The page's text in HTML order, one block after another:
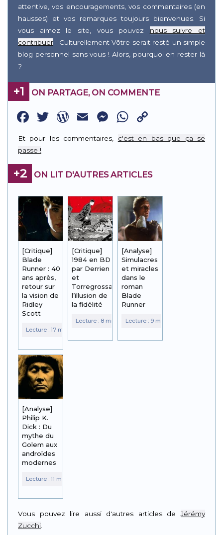
attentive, vos encouragements, vos commentaires (en
hausses) et vos remarques toujours bienvenues. Si
vous aimez le site, vous pouvez nous suivre et
contribuer : Culturellement Vôtre serait resté un simple
blog personnel sans vous ! Alors, pourquoi en rester là
?
+1 ON PARTAGE, ON COMMENTE
Facebook
Twitter
WordPress
EmailMessenger
WhatsApp
Link
Et pour les commentaires, c'est en bas que ça se
passe !
+2 ON LIT D'AUTRES ARTICLES
[Critique]
Blade
Runner : 40
ans après,
retour sur
la vision de
Ridley
Scott
[Critique]
1984 en BD
par Derrien
et
Torregrossa :
l’illusion de
la fidélité
[Analyse]
Simulacres
et miracles
dans le
roman
Blade
Runner
[Analyse]
Philip K.
Dick : Du
mythe du
Golem aux
androïdes
modernes
Vous pouvez lire aussi d'autres articles deJérémy
Zucchi.